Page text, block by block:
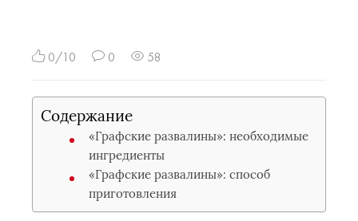
0/10 0 58
Содержание
«Графские развалины»: необходимые
ингредиенты
«Графские развалины»: способ
приготовления